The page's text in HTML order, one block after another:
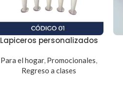
Lapiceros personalizados
Para el hogar, Promocionales,
Regreso a clases